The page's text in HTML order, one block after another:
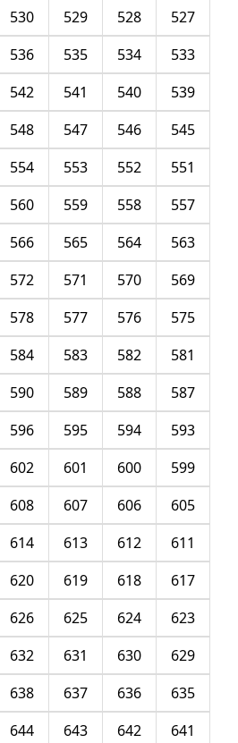
527
528
529
530
533
534
535
536
539
540
541
542
545
546
547
548
551
552
553
554
557
558
559
560
563
564
565
566
569
570
571
572
575
576
577
578
581
582
583
584
587
588
589
590
593
594
595
596
599
600
601
602
605
606
607
608
611
612
613
614
617
618
619
620
623
624
625
626
629
630
631
632
635
636
637
638
641
642
643
644